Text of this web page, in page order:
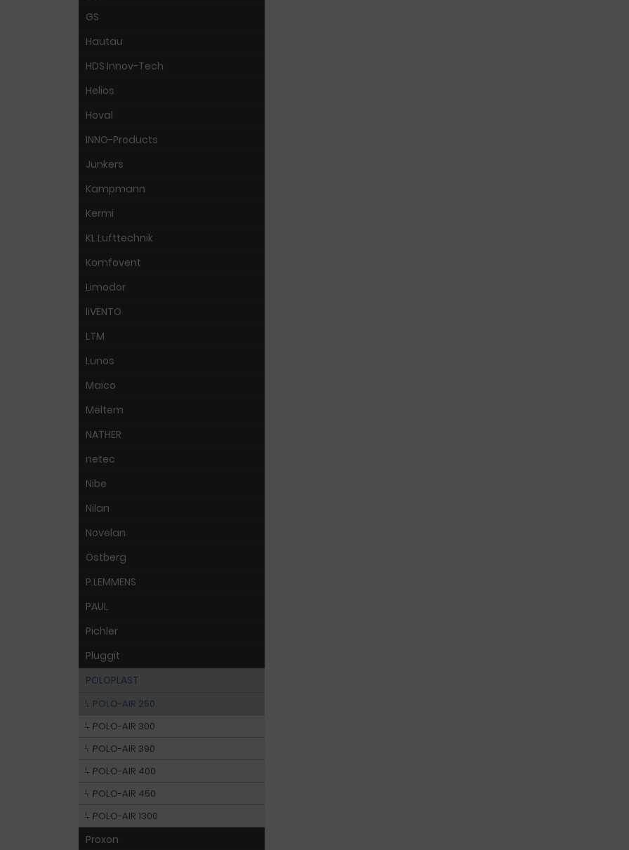
GS
Hautau
HDS Innov-Tech
Helios
Hoval
INNO-Products
Junkers
Kampmann
Kermi
KL Lufttechnik
Komfovent
Limodor
liVENTO
LTM
Lunos
Maico
Meltem
NATHER
netec
Nibe
Nilan
Novelan
Östberg
P.LEMMENS
PAUL
Pichler
Pluggit
POLOPLAST
POLO-AIR 250
POLO-AIR 300
POLO-AIR 390
POLO-AIR 400
POLO-AIR 450
POLO-AIR 1300
Proxon